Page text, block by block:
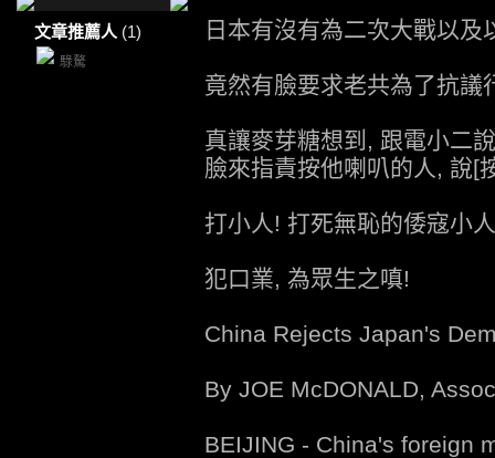
文章推薦人 (1)
騄驁
日本有沒有為二次大戰以
竟然有臉要求老共為了抗議
真讓麥芽糖想到, 跟電小二
臉來指責按他喇叭的人, 說[
打小人! 打死無恥的倭寇小
犯口業, 為眾生之嗔!
China Rejects Japan's
By JOE McDONALD,
BEIJING - China's foreign